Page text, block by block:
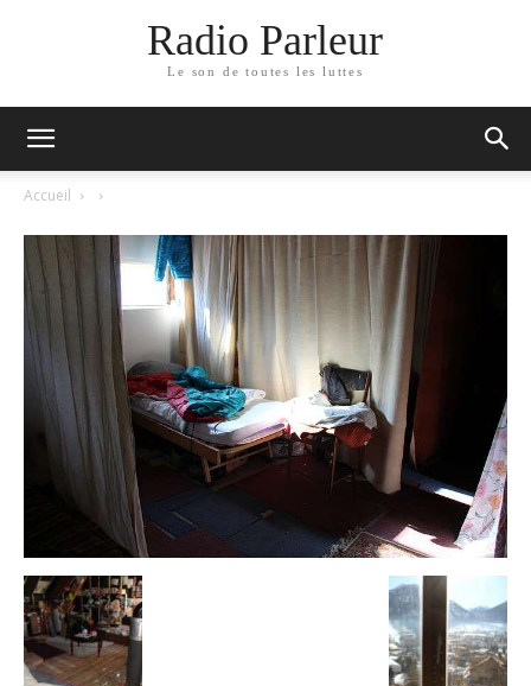
Radio Parleur
Le son de toutes les luttes
Accueil